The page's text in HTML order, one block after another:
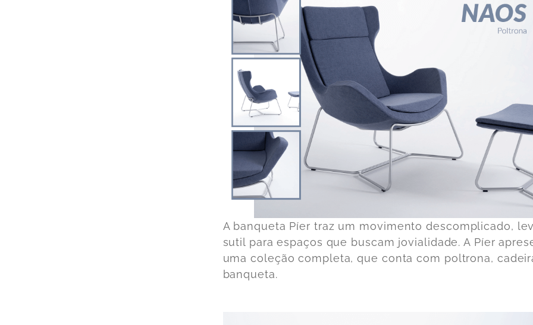
A banqueta Píer traz um movimento descomplicado,
sutil para espaços que buscam jovialidade. A Píer
uma coleção completa, que conta com poltrona,
banqueta.